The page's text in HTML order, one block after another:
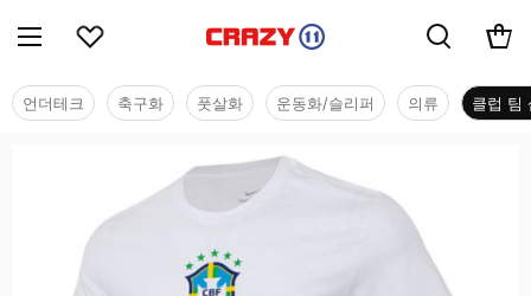
언더테크 축구화 풋살화 운동화/슬리퍼 의류 클럽 팀